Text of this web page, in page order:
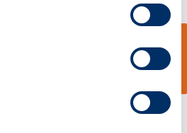
- Cap.Soc. € 2.000.000,00 i.v. La
231/01